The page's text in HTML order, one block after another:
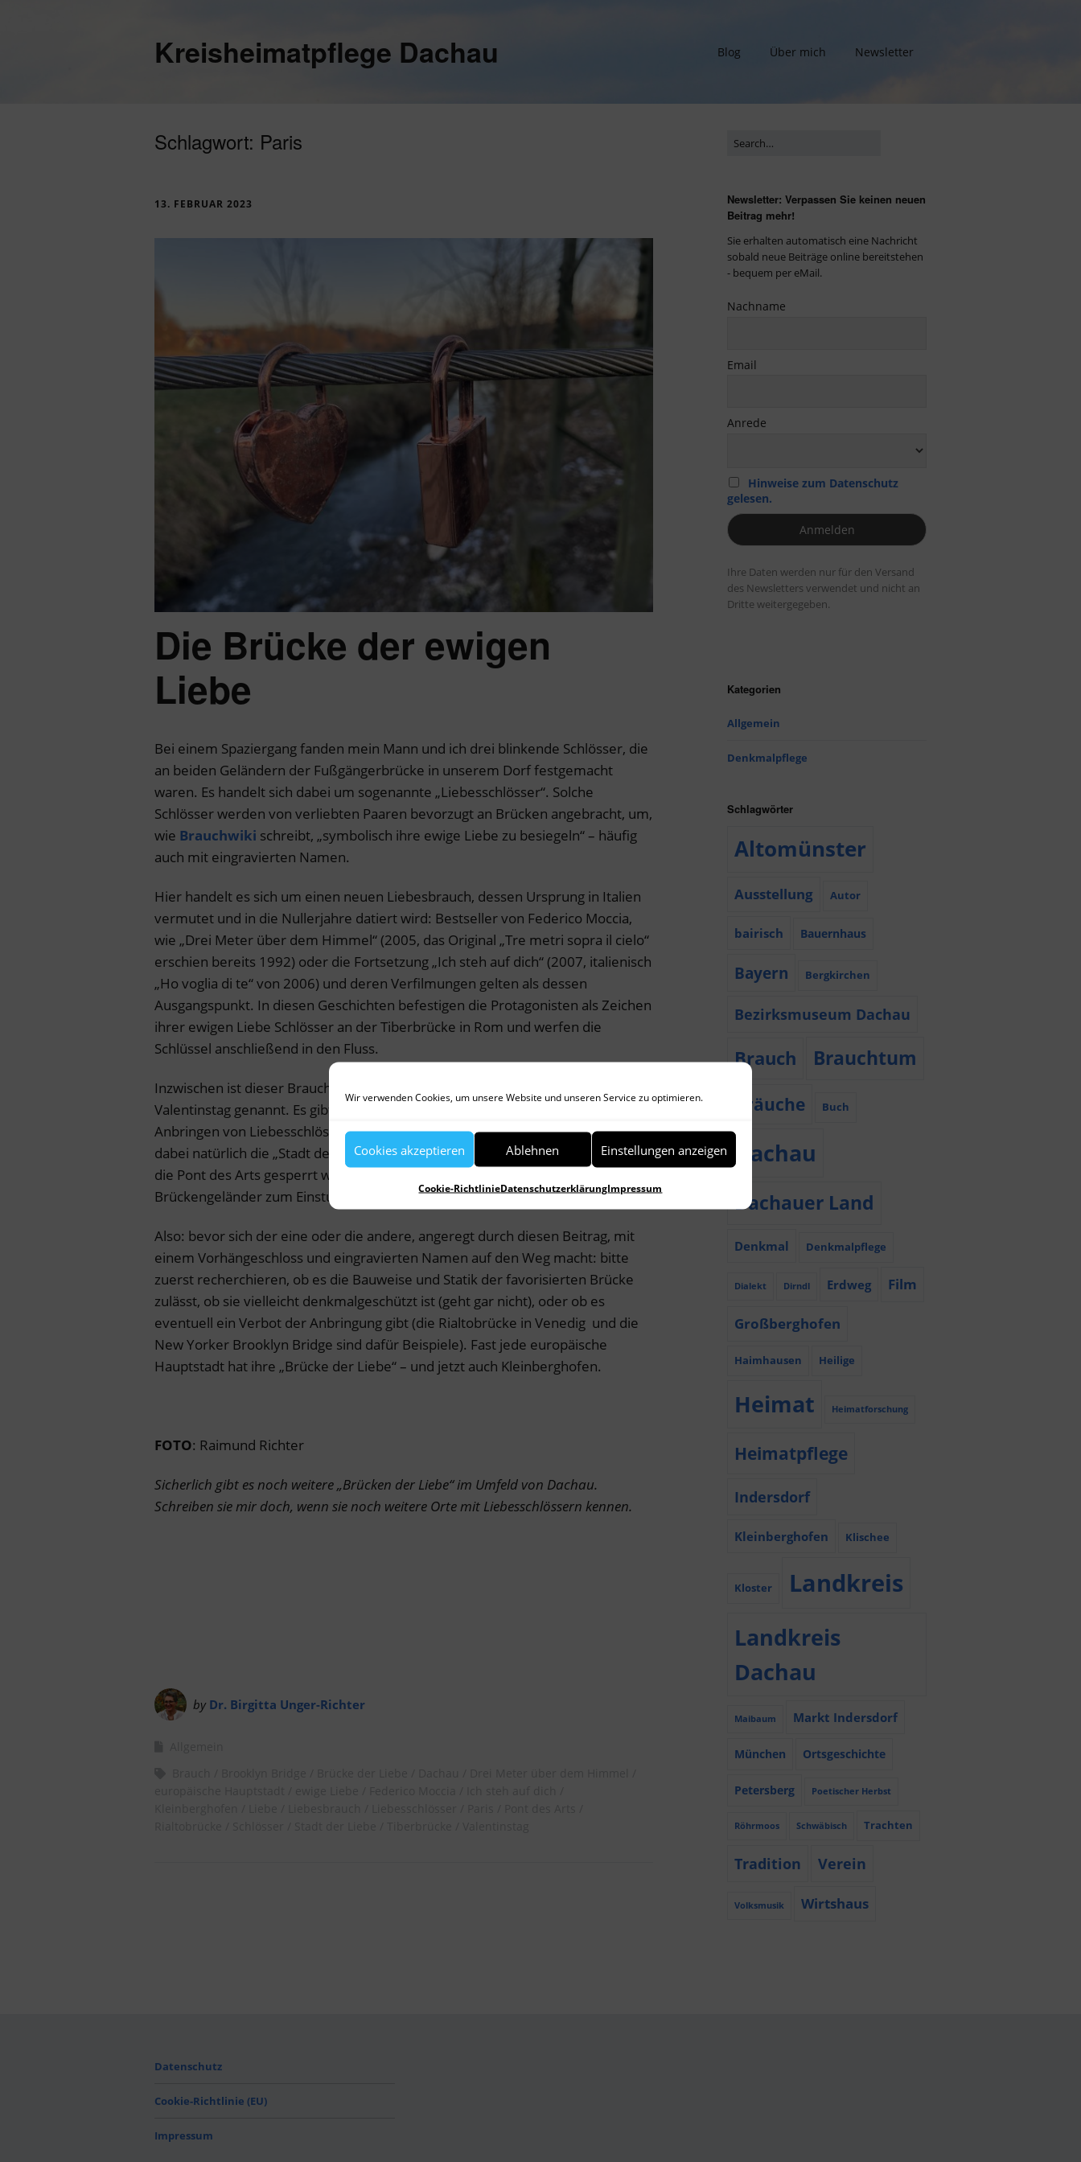
Wir verwenden Cookies, um unsere Website und unseren Service zu optimieren.
Cookies akzeptieren Ablehnen Einstellungen anzeigen
Cookie-RichtlinieDatenschutzerklärungImpressum
Kreisheimatpflege Dachau Blog Über mich Newsletter
Schlagwort: Paris
13. FEBRUAR 2023
Die Brücke der ewigen
Liebe
Bei einem Spaziergang fanden mein Mann und ich drei blinkende Schlösser, die
an beiden Geländern der Fußgängerbrücke in unserem Dorf festgemacht
waren. Es handelt sich dabei um sogenannte „Liebesschlösser“. Solche
Schlösser werden von verliebten Paaren bevorzugt an Brücken angebracht, um,
wie Brauchwiki schreibt, „symbolisch ihre ewige Liebe zu besiegeln“ – häufig
auch mit eingravierten Namen.
Hier handelt es sich um einen neuen Liebesbrauch, dessen Ursprung in Italien
vermutet und in die Nullerjahre datiert wird: Bestseller von Federico Moccia,
wie „Drei Meter über dem Himmel“ (2005, das Original „Tre metri sopra il cielo“
erschien bereits 1992) oder die Fortsetzung „Ich steh auf dich“ (2007, italienisch
„Ho voglia di te“ von 2006) und deren Verfilmungen gelten als dessen
Ausgangspunkt. In diesen Geschichten befestigen die Protagonisten als Zeichen
ihrer ewigen Liebe Schlösser an der Tiberbrücke in Rom und werfen die
Schlüssel anschließend in den Fluss.
Inzwischen ist dieser Brauch weit verbreitet und wird auch als Idee für den
Valentinstag genannt. Es gibt auch Webseiten, die die besten Orte für das
Anbringen von Liebesschlössern auflisten. Weit oben auf der Hitliste steht
dabei natürlich die „Stadt der Liebe“ – Paris. Dort musste sogar schon einmal
die Pont des Arts gesperrt werden, weil die vielen Schlösser ein
Brückengeländer zum Einsturz brachten.
Also: bevor sich der eine oder die andere, angeregt durch diesen Beitrag, mit
einem Vorhängeschloss und eingravierten Namen auf den Weg macht: bitte
zuerst recherchieren, ob es die Bauweise und Statik der favorisierten Brücke
zulässt, ob sie vielleicht denkmalgeschützt ist (geht gar nicht), oder ob es
eventuell ein Verbot der Anbringung gibt (die Rialtobrücke in Venedig und die
New Yorker Brooklyn Bridge sind dafür Beispiele). Fast jede europäische
Hauptstadt hat ihre „Brücke der Liebe“ – und jetzt auch Kleinberghofen.
FOTO: Raimund Richter
Sicherlich gibt es noch weitere „Brücken der Liebe“ im Umfeld von Dachau.
Schreiben sie mir doch, wenn sie noch weitere Orte mit Liebesschlössern kennen.
by Dr. Birgitta Unger-Richter
Newsletter: Verpassen Sie keinen neuen
Beitrag mehr!
Sie erhalten automatisch eine Nachricht
sobald neue Beiträge online bereitstehen
- bequem per eMail.
Nachname
Email
Anrede
Hinweise zum Datenschutz
gelesen.
Ihre Daten werden nur für den Versand
des Newsletters verwendet und nicht an
Dritte weitergegeben.
Kategorien
Allgemein
Denkmalpflege
Schlagwörter
Altomünster
Ausstellung Autor
bairisch Bauernhaus
Bayern Bergkirchen
Bezirksmuseum Dachau
Brauch Brauchtum
Bräuche Buch
Dachau
Dachauer Land
Denkmal Denkmalpflege
Dialekt Dirndl Erdweg Film
Großberghofen
Haimhausen Heilige
Heimat Heimatforschung
Heimatpflege
Indersdorf
Kleinberghofen Klischee
Kloster Landkreis
Landkreis
Dachau
Maibaum Markt Indersdorf
München Ortsgeschichte
Petersberg Poetischer Herbst
Röhrmoos Schwäbisch Trachten
Tradition Verein
Volksmusik Wirtshaus
Datenschutz
Cookie-Richtlinie (EU)
Impressum